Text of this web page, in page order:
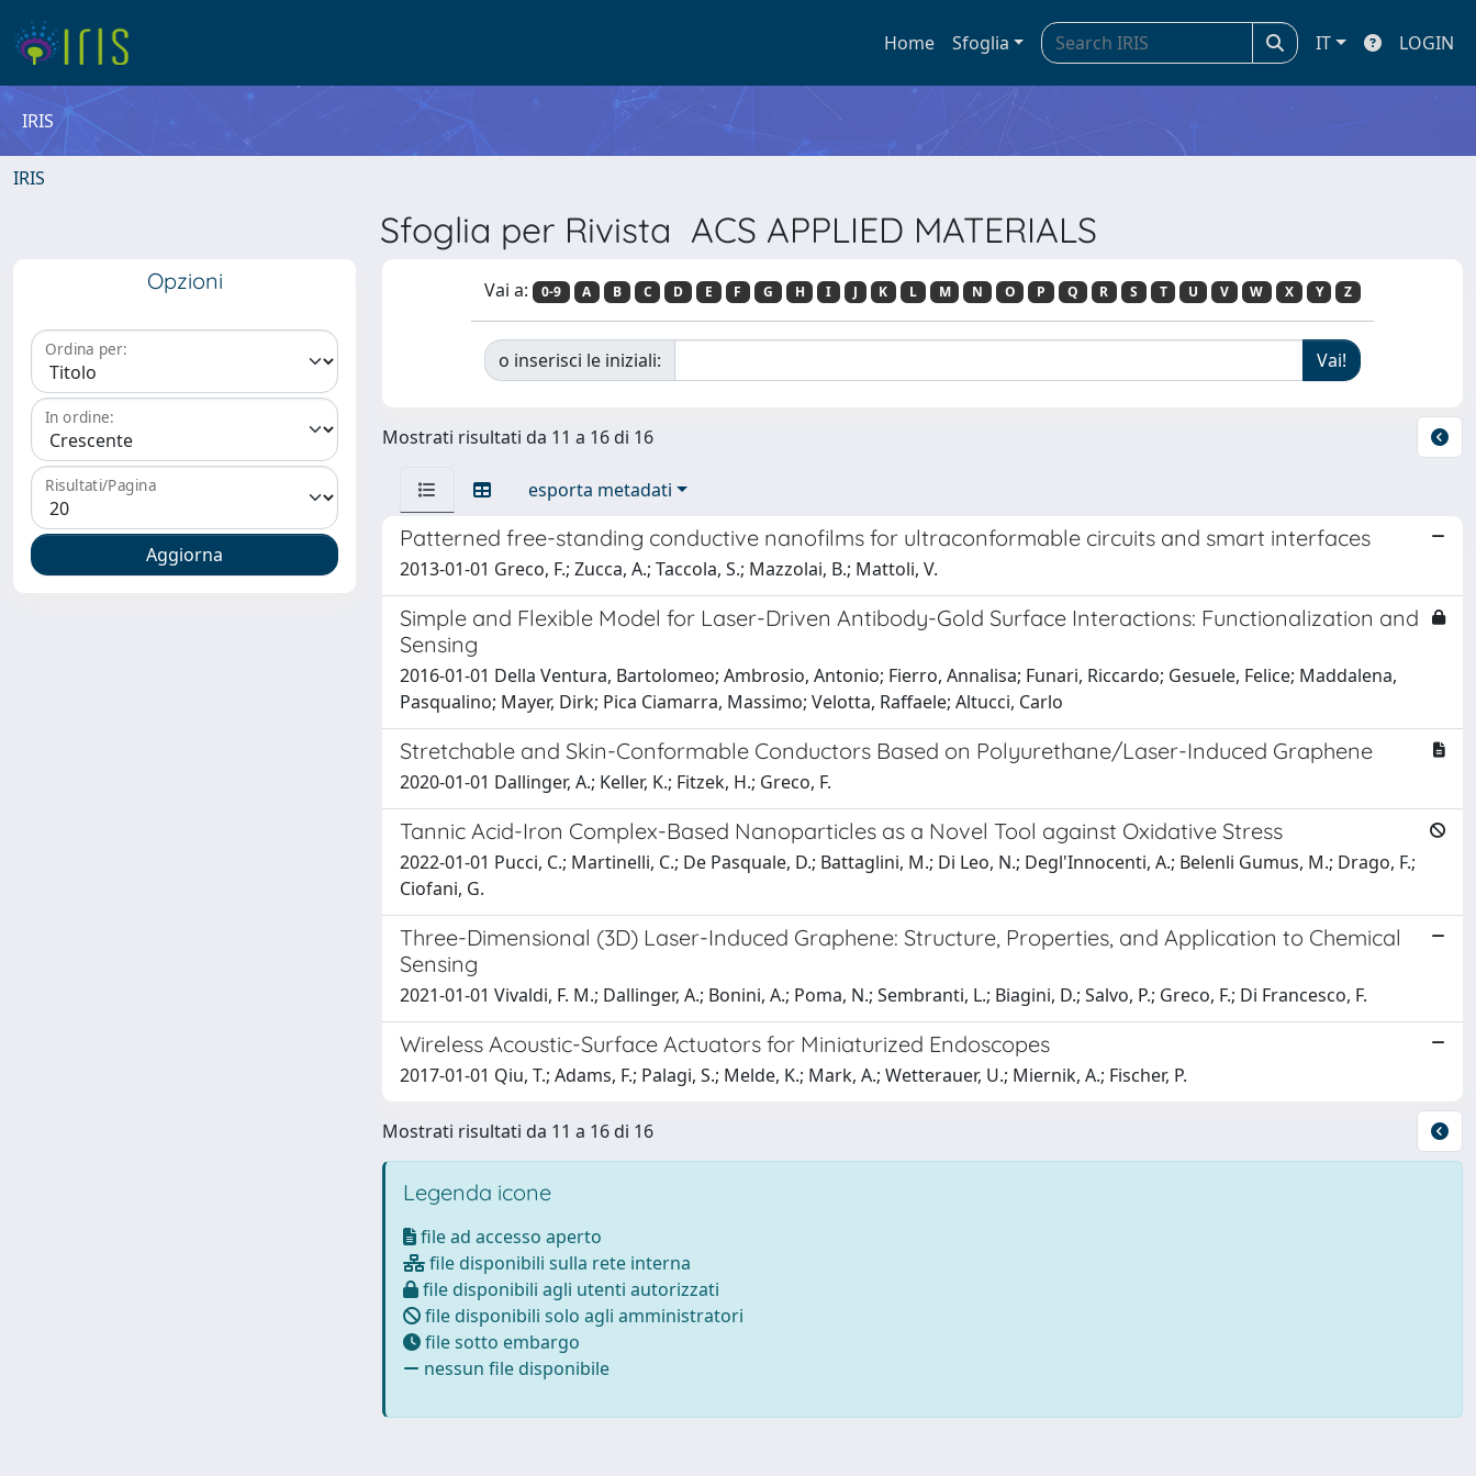
Home Sfoglia IT LOGIN
IRIS
IRIS
Sfoglia per Rivista ACS APPLIED MATERIALS
Opzioni
Ordina per:
In ordine:
Risultati/Pagina
Vai a: 0-9 A B C D E F G H I J K L M N O P Q R S T U V W X Y Z
o inserisci le iniziali:
Mostrati risultati da 11 a 16 di 16
esporta metadati
Patterned free-standing conductive nanofilms for ultraconformable circuits and smart interfaces
2013-01-01 Greco, F.; Zucca, A.; Taccola, S.; Mazzolai, B.; Mattoli, V.
Simple and Flexible Model for Laser-Driven Antibody-Gold Surface Interactions: Functionalization and
Sensing
2016-01-01 Della Ventura, Bartolomeo; Ambrosio, Antonio; Fierro, Annalisa; Funari, Riccardo; Gesuele, Felice; Maddalena,
Pasqualino; Mayer, Dirk; Pica Ciamarra, Massimo; Velotta, Raffaele; Altucci, Carlo
Stretchable and Skin-Conformable Conductors Based on Polyurethane/Laser-Induced Graphene
2020-01-01 Dallinger, A.; Keller, K.; Fitzek, H.; Greco, F.
Tannic Acid-Iron Complex-Based Nanoparticles as a Novel Tool against Oxidative Stress
2022-01-01 Pucci, C.; Martinelli, C.; De Pasquale, D.; Battaglini, M.; Di Leo, N.; Degl'Innocenti, A.; Belenli Gumus, M.; Drago, F.;
Ciofani, G.
Three-Dimensional (3D) Laser-Induced Graphene: Structure, Properties, and Application to Chemical
Sensing
2021-01-01 Vivaldi, F. M.; Dallinger, A.; Bonini, A.; Poma, N.; Sembranti, L.; Biagini, D.; Salvo, P.; Greco, F.; Di Francesco, F.
Wireless Acoustic-Surface Actuators for Miniaturized Endoscopes
2017-01-01 Qiu, T.; Adams, F.; Palagi, S.; Melde, K.; Mark, A.; Wetterauer, U.; Miernik, A.; Fischer, P.
Mostrati risultati da 11 a 16 di 16
Legenda icone
file ad accesso aperto
file disponibili sulla rete interna
file disponibili agli utenti autorizzati
file disponibili solo agli amministratori
file sotto embargo
nessun file disponibile